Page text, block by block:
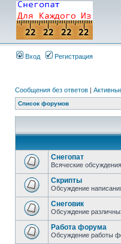
Вход Регистрация
Сообщения без ответов |
Список форумов
Снегопат
Всяческие обсуждения
Скрипты
Обсуждение
Снеговик
Обсуждение
Работа форума
Обсуждение работы